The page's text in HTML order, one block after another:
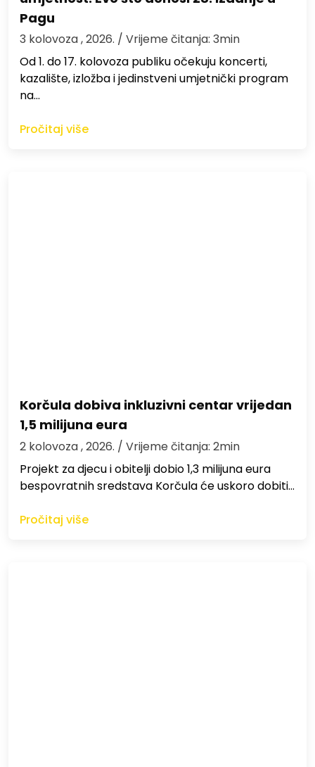
Pagu
3 kolovoza , 2026. / Vrijeme čitanja: 3min
Od 1. do 17. kolovoza publiku očekuju koncerti,
kazalište, izložba i jedinstveni umjetnički program
na…
Pročitaj više
Korčula dobiva inkluzivni centar vrijedan
1,5 milijuna eura
2 kolovoza , 2026. / Vrijeme čitanja: 2min
Projekt za djecu i obitelji dobio 1,3 milijuna eura
bespovratnih sredstava Korčula će uskoro dobiti…
Pročitaj više